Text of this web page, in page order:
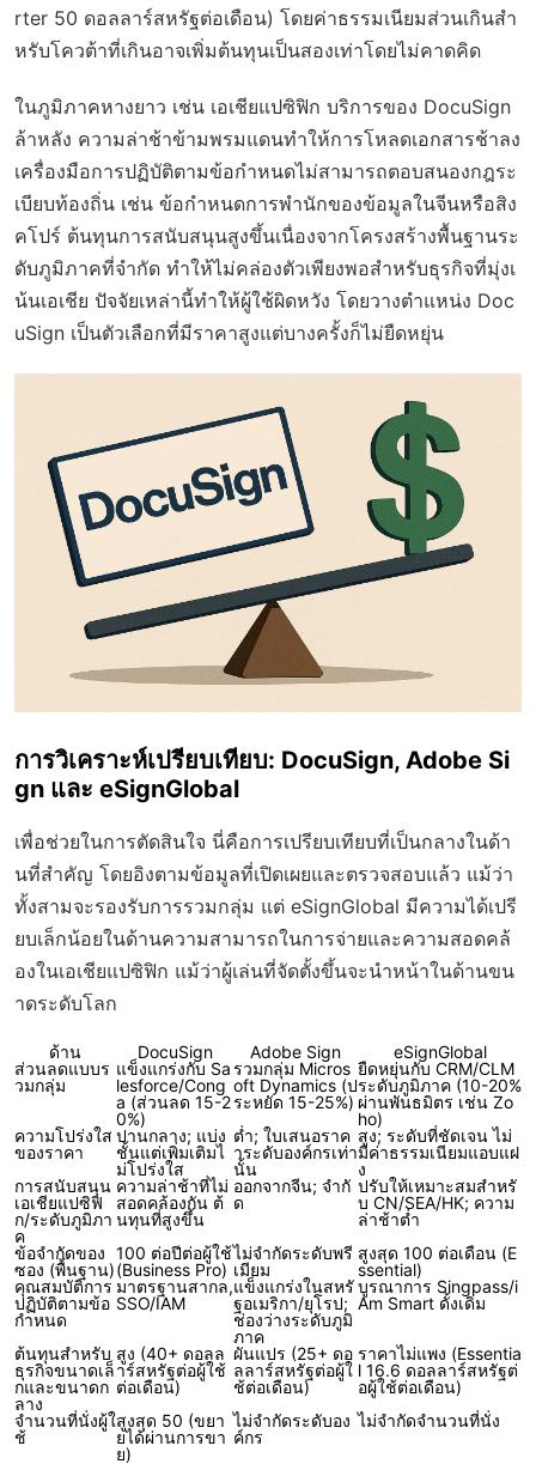
rter 50 ดอลลาร์สหรัฐต่อเดือน) โดยค่าธรรมเนียมส่วนเกินสำ
หรับโควต้าที่เกินอาจเพิ่มต้นทุนเป็นสองเท่าโดยไม่คาดคิด
ในภูมิภาคหางยาว เช่น เอเชียแปซิฟิก บริการของ DocuSign
ล้าหลัง ความล่าช้าข้ามพรมแดนทำให้การโหลดเอกสารช้าลง
เครื่องมือการปฏิบัติตามข้อกำหนดไม่สามารถตอบสนองกฎระ
เบียบท้องถิ่น เช่น ข้อกำหนดการพำนักของข้อมูลในจีนหรือสิง
คโปร์ ต้นทุนการสนับสนุนสูงขึ้นเนื่องจากโครงสร้างพื้นฐานระ
ดับภูมิภาคที่จำกัด ทำให้ไม่คล่องตัวเพียงพอสำหรับธุรกิจที่มุ่งเ
น้นเอเชีย ปัจจัยเหล่านี้ทำให้ผู้ใช้ผิดหวัง โดยวางตำแหน่ง Doc
uSign เป็นตัวเลือกที่มีราคาสูงแต่บางครั้งก็ไม่ยืดหยุ่น
การวิเคราะห์เปรียบเทียบ: DocuSign, Adobe Si
gn และ eSignGlobal
เพื่อช่วยในการตัดสินใจ นี่คือการเปรียบเทียบที่เป็นกลางในด้า
นที่สำคัญ โดยอิงตามข้อมูลที่เปิดเผยและตรวจสอบแล้ว แม้ว่า
ทั้งสามจะรองรับการรวมกลุ่ม แต่ eSignGlobal มีความได้เปรี
ยบเล็กน้อยในด้านความสามารถในการจ่ายและความสอดคล้
องในเอเชียแปซิฟิก แม้ว่าผู้เล่นที่จัดตั้งขึ้นจะนำหน้าในด้านขน
าดระดับโลก
ด้าน DocuSign Adobe Sign
eSignGlobal
ส่วนลดแบบร
วมกลุ่ม
แข็งแกร่งกับ Sa
lesforce/Cong
a (ส่วนลด 15-2
0%)
รวมกลุ่ม Micros
oft Dynamics (ป
ระหยัด 15-25%)
ยืดหยุ่นกับ CRM/CLM
ระดับภูมิภาค (10-20%
ผ่านพันธมิตร เช่น Zo
ho)
ความโปร่งใส
ของราคา
ปานกลาง; แบ่ง
ชั้นแต่เพิ่มเติมไ
ม่โปร่งใส
ต่ำ; ใบเสนอราค
าระดับองค์กรเท่า
นั้น
สูง; ระดับที่ชัดเจน ไม่
มีค่าธรรมเนียมแอบแฝ
ง
การสนับสนุน
เอเชียแปซิฟิ
ก/ระดับภูมิภา
ค
ความล่าช้าที่ไม่
สอดคล้องกัน ต้
นทุนที่สูงขึ้น
ออกจากจีน; จำกั
ด
ปรับให้เหมาะสมสำหรั
บ CN/SEA/HK; ความ
ล่าช้าต่ำ
ข้อจำกัดของ
ซอง (พื้นฐาน)
100 ต่อปีต่อผู้ใช้
(Business Pro)
ไม่จำกัดระดับพรี
เมียม
สูงสุด 100 ต่อเดือน (E
ssential)
คุณสมบัติการ
ปฏิบัติตามข้อ
กำหนด
มาตรฐานสากล,
SSO/IAM
แข็งแกร่งในสหรั
ฐอเมริกา/ยุโรป;
ช่องว่างระดับภูมิ
ภาค
บูรณาการ Singpass/i
Am Smart ดั้งเดิม
ต้นทุนสำหรับ
ธุรกิจขนาดเล็
กและขนาดก
ลาง
สูง (40+ ดอลล
าร์สหรัฐต่อผู้ใช้
ต่อเดือน)
ผันแปร (25+ ดอ
ลลาร์สหรัฐต่อผู้ใ
ช้ต่อเดือน)
ราคาไม่แพง (Essentia
l 16.6 ดอลลาร์สหรัฐต่
อผู้ใช้ต่อเดือน)
จำนวนที่นั่งผู้ใ
ช้
สูงสุด 50 (ขยา
ยได้ผ่านการขา
ย)
ไม่จำกัดระดับอง
ค์กร
ไม่จำกัดจำนวนที่นั่ง